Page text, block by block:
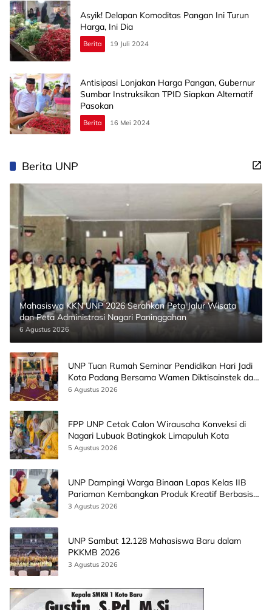
Asyik! Delapan Komoditas Pangan Ini Turun
Harga, Ini Dia
Berita 19 Juli 2024
Antisipasi Lonjakan Harga Pangan, Gubernur
Sumbar Instruksikan TPID Siapkan Alternatif
Pasokan
Berita 16 Mei 2024
Berita UNP
Mahasiswa KKN UNP 2026 Serahkan Peta Jalur Wisata
dan Peta Administrasi Nagari Paninggahan
6 Agustus 2026
UNP Tuan Rumah Seminar Pendidikan Hari Jadi
Kota Padang Bersama Wamen Diktisainstek dan
CEO EMGS Malaysia
6 Agustus 2026
FPP UNP Cetak Calon Wirausaha Konveksi di
Nagari Lubuak Batingkok Limapuluh Kota
5 Agustus 2026
UNP Dampingi Warga Binaan Lapas Kelas IIB
Pariaman Kembangkan Produk Kreatif Berbasis
AI
3 Agustus 2026
UNP Sambut 12.128 Mahasiswa Baru dalam
PKKMB 2026
3 Agustus 2026